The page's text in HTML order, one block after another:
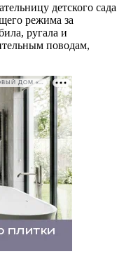
детского сада
режима за
ругала и
поводам,
РЕКЛАМА • ООО СТРОИТЕЛЬНЫЙ ТОРГОВЫЙ ДОМ «ПЕТРОВИЧ». ИНН: 7802348846